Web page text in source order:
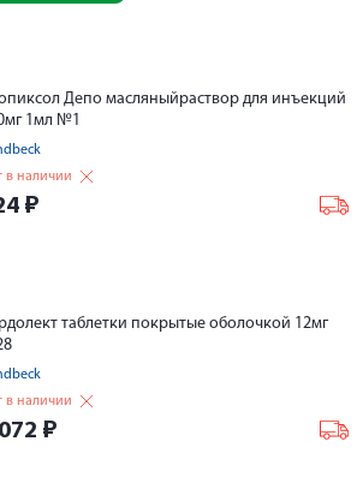
Депо масляныйраствор для инъекций
1мл №1
в наличии
₽
таблетки покрытые оболочкой 12мг
в наличии
₽